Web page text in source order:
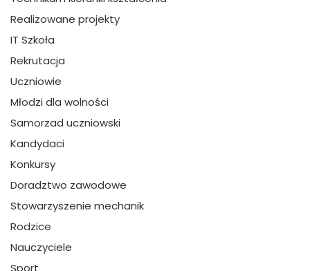
Realizowane projekty
IT Szkoła
Rekrutacja
Uczniowie
Młodzi dla wolności
Samorzad uczniowski
Kandydaci
Konkursy
Doradztwo zawodowe
Stowarzyszenie mechanik
Rodzice
Nauczyciele
Sport